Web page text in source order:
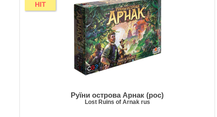
HIT
Руїни острова Арнак (рос)
Lost Ruins of Arnak rus